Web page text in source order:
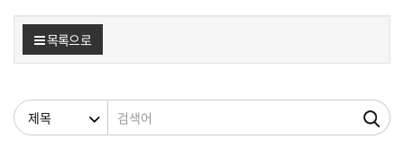
목록으로
검색조건 검색어